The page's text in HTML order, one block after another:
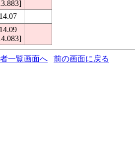
14.07
14.09
一覧画面へ
前の画面に戻る